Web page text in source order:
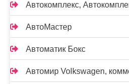
Автокомплекс,
АвтоМастер
Автоматик Бокс
Автомир Volkswagen,